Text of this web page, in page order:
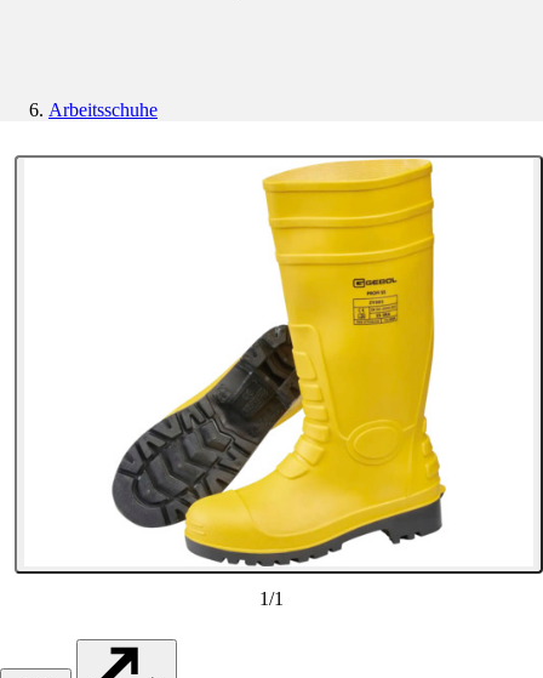
Arbeitsschuhe
1/1